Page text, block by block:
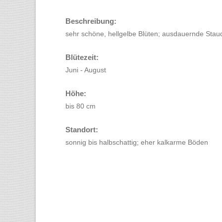
Beschreibung:
sehr schöne, hellgelbe Blüten; ausdauernde
Blütezeit:
Juni - August
Höhe:
bis 80 cm
Standort:
sonnig bis halbschattig; eher kalkarme Böden